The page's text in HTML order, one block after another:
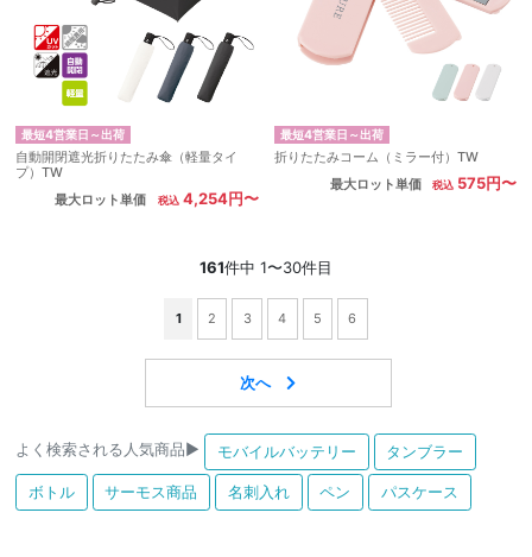
最短4営業日～出荷
自動開閉遮光折りたたみ傘（軽量タイ
プ）TW
最大ロット単価
4,254円〜
最短4営業日～出荷
折りたたみコーム（ミラー付）TW
最大ロット単価
575円〜
161件中 1〜30件目
1 2 3 4 5 6
よく検索される人気商品▶ モバイルバッテリー タンブラー
ボトル サーモス商品 名刺入れ ペン パスケース